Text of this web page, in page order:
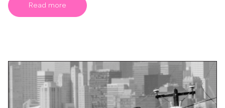
Read more